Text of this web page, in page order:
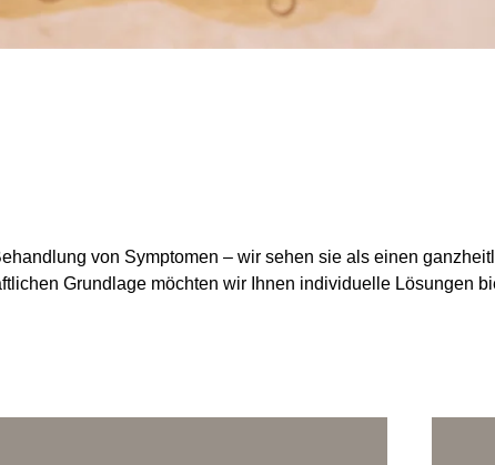
von Symptomen – wir sehen sie als einen
Grundlage möchten wir Ihnen individuelle Lösungen